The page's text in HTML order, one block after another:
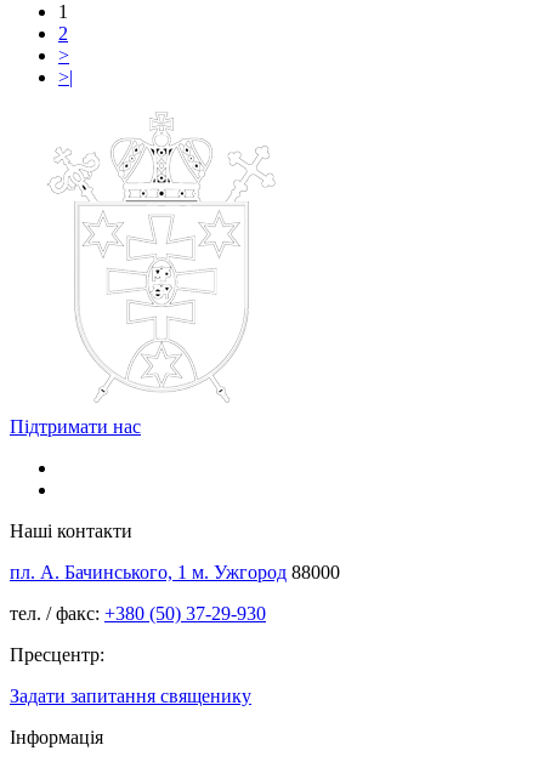
1
2
>
>|
Підтримати нас
Наші контакти
пл. А. Бачинського, 1 м. Ужгород 88000
тел. / факс: +380 (50) 37-29-930
Пресцентр:
Задати запитання священику
Інформація